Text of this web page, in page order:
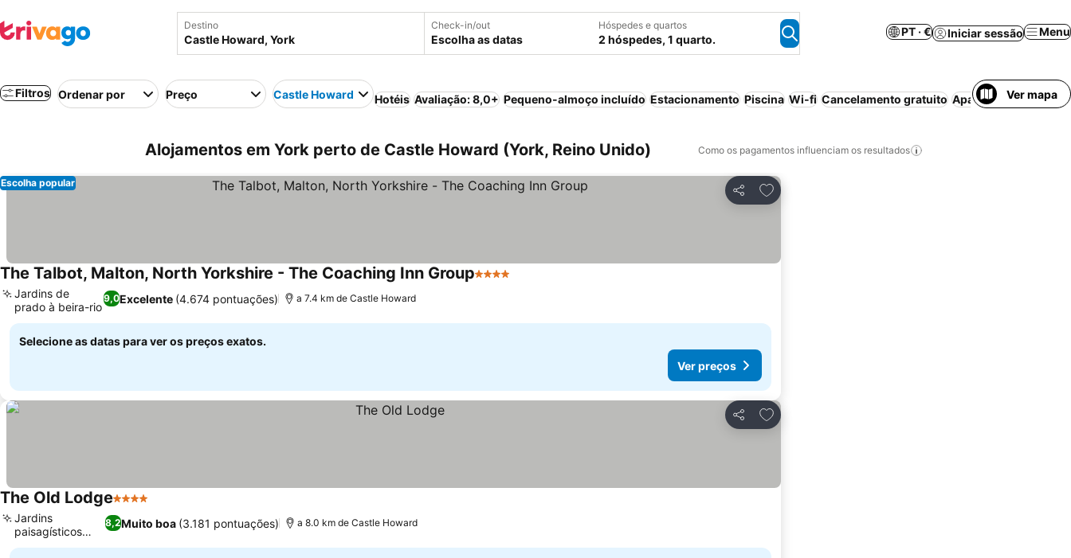
Destino Check-in/out
Escolha as datas
Hóspedes e quartos
2 hóspedes, 1 quarto.
PT · € Iniciar sessão Menu
Filtros Ordenar por Preço Castle Howard Hotéis Avaliação: 8,0+ Pequeno-almoço incluído Estacionamento Piscina Wi-fi Cancelamento gratuito Aparthotel Banheira
Ver mapa
Alojamentos em York perto de Castle Howard (York, Reino Unido) Como os pagamentos influenciam os resultados
Partilhar
Adicionar aos favoritos
Escolha popular
The Talbot, Malton, North Yorkshire - The Coaching Inn Group4 Estrelas
9,0Excelente (4.674 pontuações)
Jardins de
prado à beira-rio
a 7.4 km de Castle Howard
Selecione as datas para ver os preços exatos.
Ver preços
Partilhar
Adicionar aos favoritos
The Old Lodge4 Estrelas
8,2Muito boa (3.181 pontuações)
Jardins
paisagísticos
amplos
a 8.0 km de Castle Howard